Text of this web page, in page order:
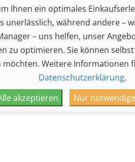
links
Ihnen ein optimales
unerlässlich, während andere –
– uns helfen, unser
zu optimieren. Sie können
möchten. Weitere Informationen
Datenschutzerklärung.
akzeptieren
Nur